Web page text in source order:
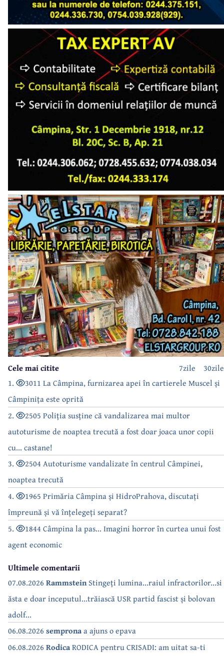
30zile
7zile
Cele mai citite
1.
3011 La Câmpina, furnizarea apei în cartierele Muscel și
Câmpinița este oprită
2.
2505 Poliția susține că vandalizarea mai multor
autoturisme de noaptea trecută a fost doar joaca unor copii
cu... castane!
3.
2504 Autoturisme vandalizate în centrul Câmpinei,
noaptea trecută
4.
1965 Primăria Câmpina și HidroPrahova, discutați
împreună și vă înțelegeți separat?
5.
1844 Câmpina la pas... Imagini horror în curtea unui fost
agent economic
Ultimele comentarii
07.08.2026 RammsteinStingeți lumina...raiul infractorilor...si
ăsta e doar inceputul...trăiască USR partid fascist și bolovan
adolf...
06.08.2026 sempronaa ajuns o epava
06.08.2026 RodicaRODICA pentru CRISADI: am uitat sa-ti